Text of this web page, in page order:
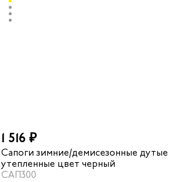
1 516 ₽
Сапоги зимние/демисезонные дутые
утепленные цвет черный
САП300